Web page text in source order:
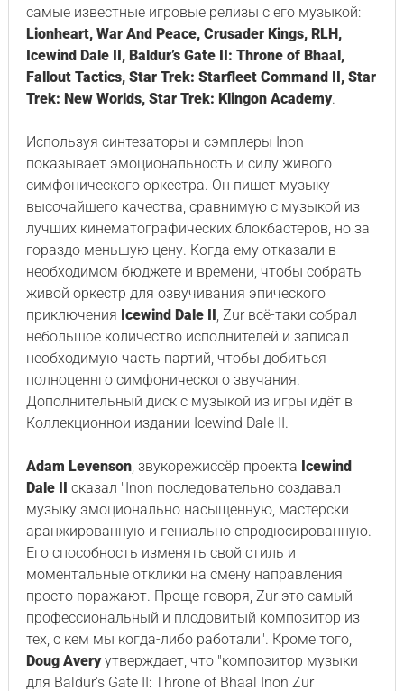
самые известные игровые релизы с его музыкой:
Lionheart, War And Peace, Crusader Kings, RLH,
Icewind Dale II, Baldur’s Gate II: Throne of Bhaal,
Fallout Tactics, Star Trek: Starfleet Command II, Star
Trek: New Worlds, Star Trek: Klingon Academy.
Используя синтезаторы и сэмплеры Inon
показывает эмоциональность и силу живого
симфонического оркестра. Он пишет музыку
высочайшего качества, сравнимую с музыкой из
лучших кинематографических блокбастеров, но за
гораздо меньшую цену. Когда ему отказали в
необходимом бюджете и времени, чтобы собрать
живой оркестр для озвучивания эпического
приключения Icewind Dale II, Zur всё-таки собрал
небольшое количество исполнителей и записал
необходимую часть партий, чтобы добиться
полноценнго симфонического звучания.
Дополнительный диск с музыкой из игры идёт в
Коллекционнои издании Icewind Dale II.
Adam Levenson, звукорежиссёр проекта Icewind
Dale II сказал "Inon последовательно создавал
музыку эмоционально насыщенную, мастерски
аранжированную и гениально спродюсированную.
Его способность изменять свой стиль и
моментальные отклики на смену направления
просто поражают. Проще говоря, Zur это самый
профессиональный и плодовитый композитор из
тех, с кем мы когда-либо работали". Кроме того,
Doug Averyутверждает, что "композитор музыки
для Baldur's Gate II: Throne of Bhaal Inon Zur